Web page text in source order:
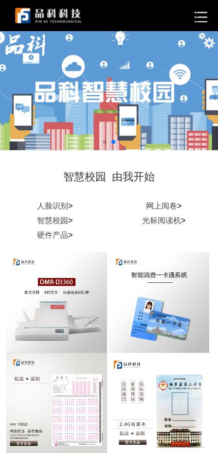
智慧校园 由我开始
人脸识别 > 网上阅卷>
智慧校园> 光标阅读机>
硬件产品>